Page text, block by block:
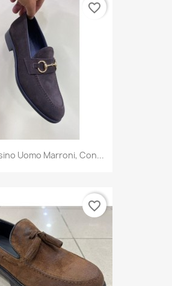
Uomo Marroni, Con...
favorite_border
favorite_border